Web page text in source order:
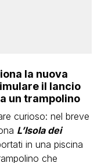
la nuova
il lancio
un trampolino
curioso: nel breve
L’Isola dei
in una piscina
che